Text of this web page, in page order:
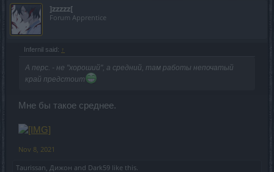
]zzzzz[
Forum Apprentice
Infernil said: ↑
А перс. - не "хороший", а средний, там работы непочатый
край предстоит
Мне бы такое среднее.
Nov 8, 2021
Taurissan, Дижон and Dark59 like this.